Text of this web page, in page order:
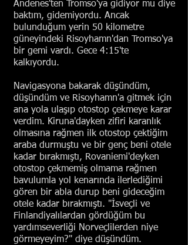
Andenes'ten Tromso'ya gidiyor mu diye
baktım, gidemiyordu. Ancak
bulunduğum yerin 50 kilometre
güneyindeki Risoyhamn'dan Tromso'ya
bir gemi vardı. Gece 4:15'te
kalkıyordu.
Navigasyona bakarak düşündüm,
düşündüm ve Risoyhamn'a gitmek için
ana yola ulaşıp otostop çekmeye karar
verdim. Kiruna'dayken zifiri karanlık
olmasına rağmen ilk otostop çektiğim
araba durmuştu ve bir genç beni otele
kadar bırakmıştı, Rovaniemi'deyken
otostop çekmemiş olmama rağmen
bavulumla yol kenarında ilerlediğimi
gören bir abla durup beni gideceğim
otele kadar bırakmıştı. "İsveçli ve
Finlandiyalılardan gördüğüm bu
yardımseverliği Norveçlilerden niye
görmeyeyim?" diye düşündüm.